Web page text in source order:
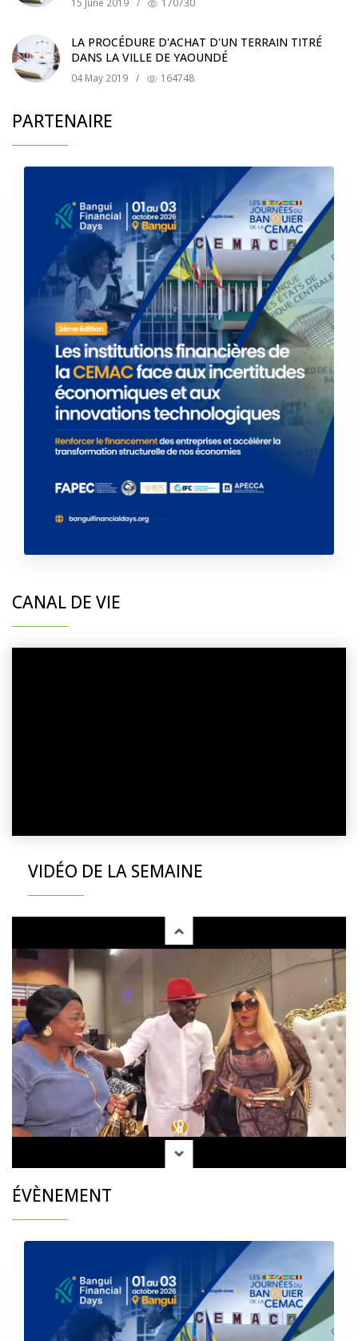
15 June 2019 / 170730
LA PROCÉDURE D'ACHAT D'UN TERRAIN TITRÉ
DANS LA VILLE DE YAOUNDÉ
04 May 2019 / 164748
PARTENAIRE
CANAL DE VIE
VIDÉO DE LA SEMAINE
ÉVÈNEMENT